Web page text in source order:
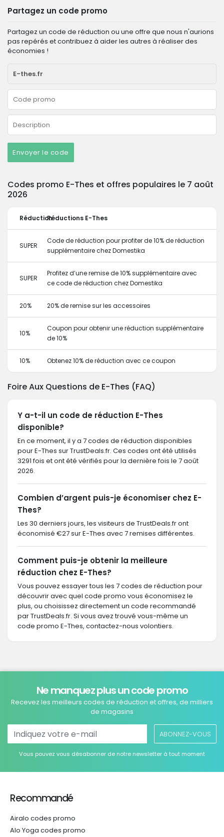
Partagez un code promo
Partagez un code de réduction ou une offre que nous n'aurions
pas repérés et contribuez à aider les autres à réaliser des
économies !
Envoyer le code
Codes promo E-Thes et offres populaires le 7 août
2026
RéductionRéductions E-Thes
SUPER
Code de réduction pour profiter de 10% de réduction
supplémentaire chez Domestika
SUPER
Profitez d’une remise de 10% supplémentaire avec
ce code de réduction chez Domestika
20% 20% de remise sur les accessoires
10%
Coupon pour obtenir une réduction supplémentaire
de 10%
10% Obtenez 10% de réduction avec ce coupon
Foire Aux Questions de E-Thes (FAQ)
Y a-t-il un code de réduction E-Thes
disponible?
En ce moment, il y a 7 codes de réduction disponibles
pour E-Thes sur TrustDeals.fr. Ces codes ont été utilisés
3291 fois et ont été vérifiés pour la dernière fois le 7 août
2026.
Combien d’argent puis-je économiser chez E-
Thes?
Les 30 derniers jours, les visiteurs de TrustDeals.fr ont
économisé €27 sur E-Thes avec 7 remises différentes.
Comment puis-je obtenir la meilleure
réduction chez E-Thes?
Vous pouvez essayer tous les 7 codes de réduction pour
découvrir avec quel code promo vous économisez le
plus, ou choisissez directement un code recommandé
par TrustDeals.fr. Si vous avez trouvé vous-même un
code promo E-Thes, contactez-nous volontiers.
Ne manquez plus un code promo
Recevez les meilleurs codes de réduction et offres, de milliers
de magasins
ABONNEZ-VOUS
Vous pouvez vous désabonner de notre newsletter à tout moment
Recommandé
Airalo codes promo
Alo Yoga codes promo